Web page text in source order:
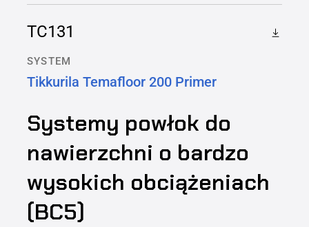
TC131
SYSTEM
Tikkurila Temafloor 200 Primer
Systemy powłok do
nawierzchni o bardzo
wysokich obciążeniach
(BC5)